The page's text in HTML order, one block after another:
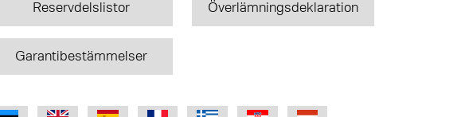
Reservdelslistor Överlämningsdeklaration
Garantibestämmelser